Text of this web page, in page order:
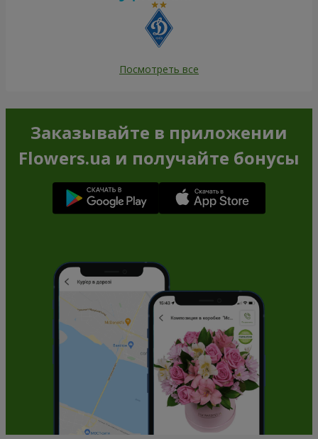
Посмотреть все
Заказывайте в приложении
Flowers.ua и получайте бонусы